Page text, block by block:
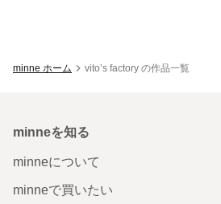
minne ホーム vito’s factory の作品一覧
minneを知る
minneについて
minneで買いたい